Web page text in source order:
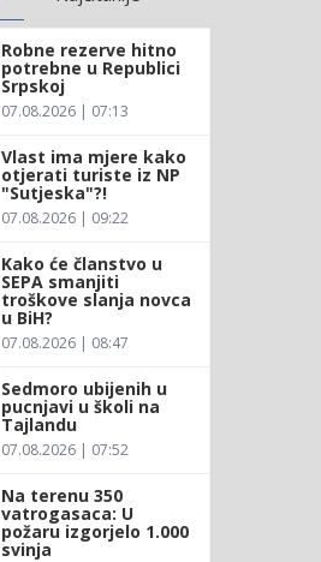
Robne rezerve hitno
potrebne u Republici
Srpskoj
07.08.2026 | 07:13
Vlast ima mjere kako
otjerati turiste iz NP
"Sutjeska"?!
07.08.2026 | 09:22
Kako će članstvo u
SEPA smanjiti
troškove slanja novca
u BiH?
07.08.2026 | 08:47
Sedmoro ubijenih u
pucnjavi u školi na
Tajlandu
07.08.2026 | 07:52
Na terenu 350
vatrogasaca: U
požaru izgorjelo 1.000
svinja